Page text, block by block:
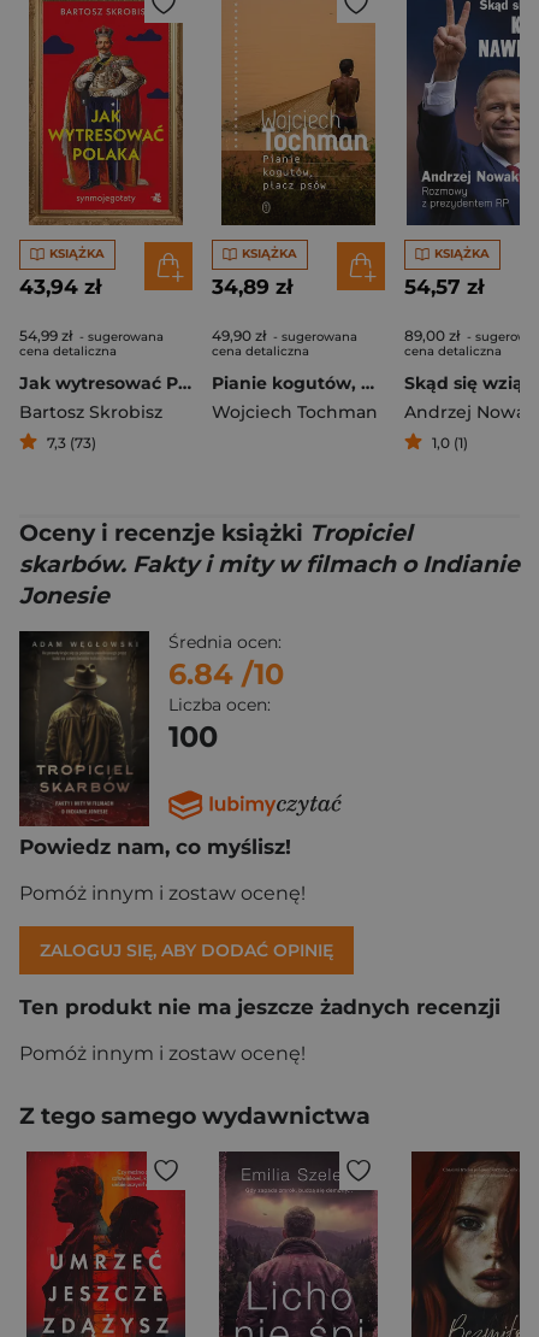
KSIĄŻKA
43,94 zł
54,99 zł - sugerowana
cena detaliczna
Jak wytresować Polaka
Bartosz Skrobisz
7,3 (73)
KSIĄŻKA
34,89 zł
49,90 zł - sugerowana
cena detaliczna
Pianie kogutów, płacz psów
Wojciech Tochman
KSIĄŻKA
54,57 zł
89,00 zł -
cena detaliczna
Andrzej Nowak
1,0 (1)
Oceny i recenzje książki Tropiciel
skarbów. Fakty i mity w filmach o Indianie
Jonesie
Średnia ocen:
6.84 /10
Liczba ocen:
100
Powiedz nam, co myślisz!
Pomóż innym i zostaw ocenę!
ZALOGUJ SIĘ, ABY DODAĆ OPINIĘ
Ten produkt nie ma jeszcze żadnych recenzji
Pomóż innym i zostaw ocenę!
Z tego samego wydawnictwa